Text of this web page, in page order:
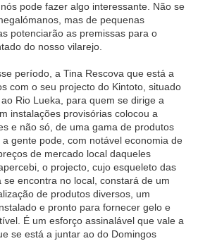
pode fazer algo interessante. Não se
mas de pequenas
potenciarão as premissas para o
do nosso vilarejo.
período, a Tina Rescova que está a
com o seu projecto do Kintoto, situado
Rio Lueka, para quem se dirige a
instalações provisórias colocou a
e não só, de uma gama de produtos
gente pode, com notável economia de
de mercado local daqueles
o projecto, cujo esqueleto das
se encontra no local, constará de um
de produtos diversos, um
e pronto para fornecer gelo e
É um esforço assinalável que vale a
se está a juntar ao do Domingos